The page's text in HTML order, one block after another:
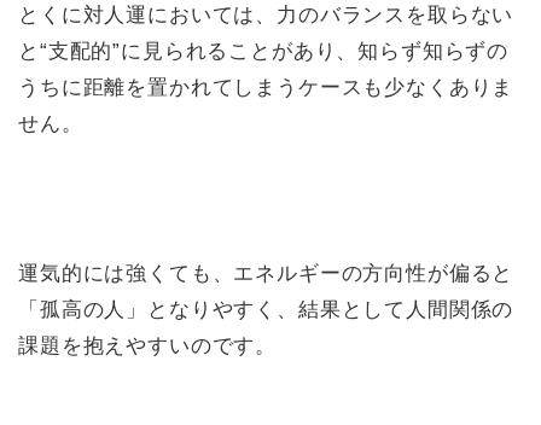
とくに対人運においては、力のバランスを取らない
と“支配的”に見られることがあり、知らず知らずの
うちに距離を置かれてしまうケースも少なくありま
せん。
運気的には強くても、エネルギーの方向性が偏ると
「孤高の人」となりやすく、結果として人間関係の
課題を抱えやすいのです。